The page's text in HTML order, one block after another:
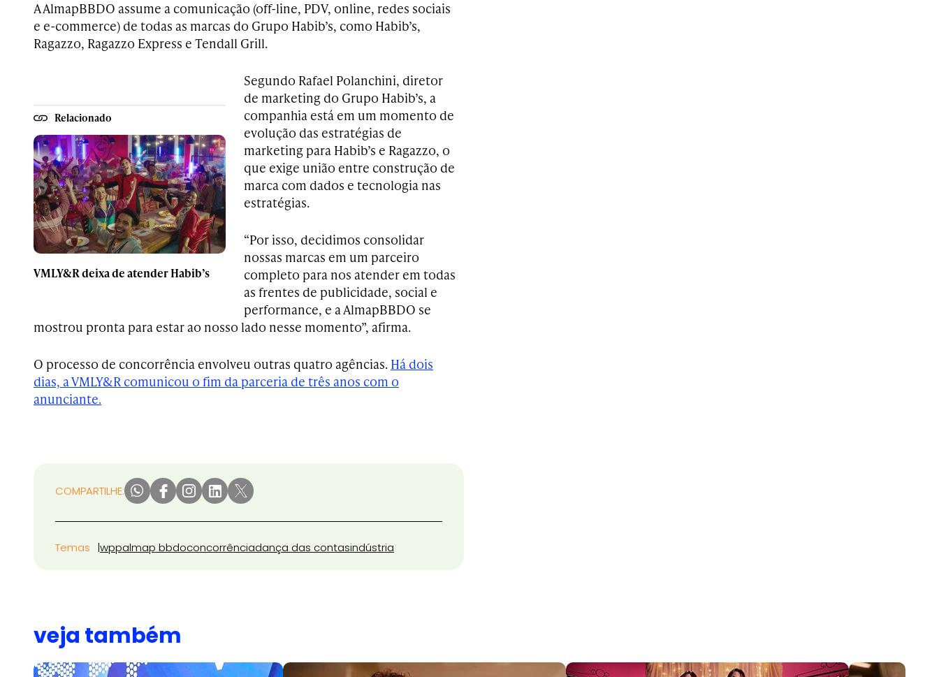
A AlmapBBDO assume a comunicação (off-line, PDV, online, redes sociais
e e-commerce) de todas as marcas do Grupo Habib’s, como Habib’s,
Ragazzo, Ragazzo Express e Tendall Grill.
Relacionado
VMLY&R deixa de atender Habib’s
Segundo Rafael Polanchini, diretor
de marketing do Grupo Habib’s, a
companhia está em um momento de
evolução das estratégias de
marketing para Habib’s e Ragazzo, o
que exige união entre construção de
marca com dados e tecnologia nas
estratégias.
“Por isso, decidimos consolidar
nossas marcas em um parceiro
completo para nos atender em todas
as frentes de publicidade, social e
performance, e a AlmapBBDO se
mostrou pronta para estar ao nosso lado nesse momento”, afirma.
O processo de concorrência envolveu outras quatro agências. Há dois
dias, a VMLY&R comunicou o fim da parceria de três anos com o
anunciante.
COMPARTILHE:
Temas wppalmap bbdoconcorrênciadança das contasindústria
veja também